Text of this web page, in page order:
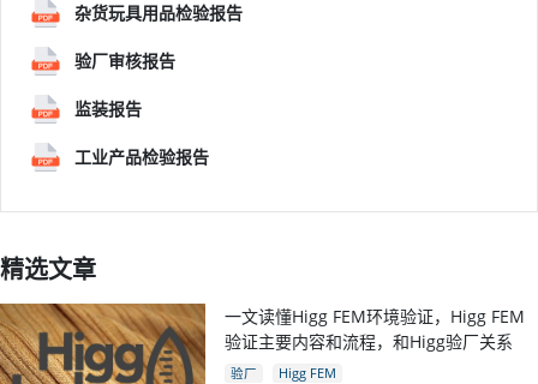
杂货玩具用品检验报告
验厂审核报告
监装报告
工业产品检验报告
精选文章
一文读懂Higg FEM环境验证，Higg FEM
验证主要内容和流程，和Higg验厂关系
验厂 Higg FEM